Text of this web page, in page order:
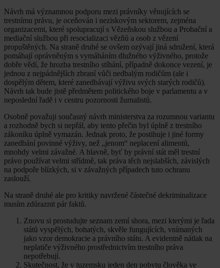
Návrh má významnou podporu mezi právníky věnujících se
trestnímu právu, je oceňován i neziskovým sektorem, zejména
organizacemi, které spolupracují s Vězeňskou službou a Probační a
mediační službou při resocializaci vězňů a osob z vězení
propuštěných. Na straně druhé se ovšem ozývají jiná sdružení, která
pomáhají oprávněným s vymáháním dlužného výživného, protože
dobře vědí, že hrozba trestního stíhání, případně dokonce vezení, je
jednou z nejpádnějších zbraní vůči nedbalým rodičům (ale i
dospělým dětem, které zanedbávají výživu svých starých rodičů).
Návrh tak bude jistě předmětem politického boje v parlamentu a v
neposlední řadě i v centru pozornosti žurnalistů.
Osobně považuji současný návrh ministerstva za rozumnou variantu
a rozhodně bych si nepřál, aby tento přečin byl úplně z trestního
zákoníku úplně vymazán. Jednak proto, že postihuje i jiné formy
zanedbání povinné výživy, než „jenom“ neplacení alimentů,
mnohdy velmi závažné. A hlavně, byť by právní stát měl trestní
právo používat velmi střídmě, tak práva těch nejslabších, závislých
na podpoře blízkých, si v závažných případech tuto ochranu
zaslouží.
Na straně druhé ale pro kritiky navržené částečné dekriminalizace
musím zdůraznit pár faktů.
Znovu si prostudujte seznam zemí shora, mezi kterými je řada
států vyspělých, bohatých, skvěle fungujících, vnímaných
jako vzor demokracie a právního státu. A evidentně nátlak na
neplatiče výživného prostřednictvím trestního práva
nepotřebují.
Skutečnost, že v tuzemsku jeden den pobytu člověka ve